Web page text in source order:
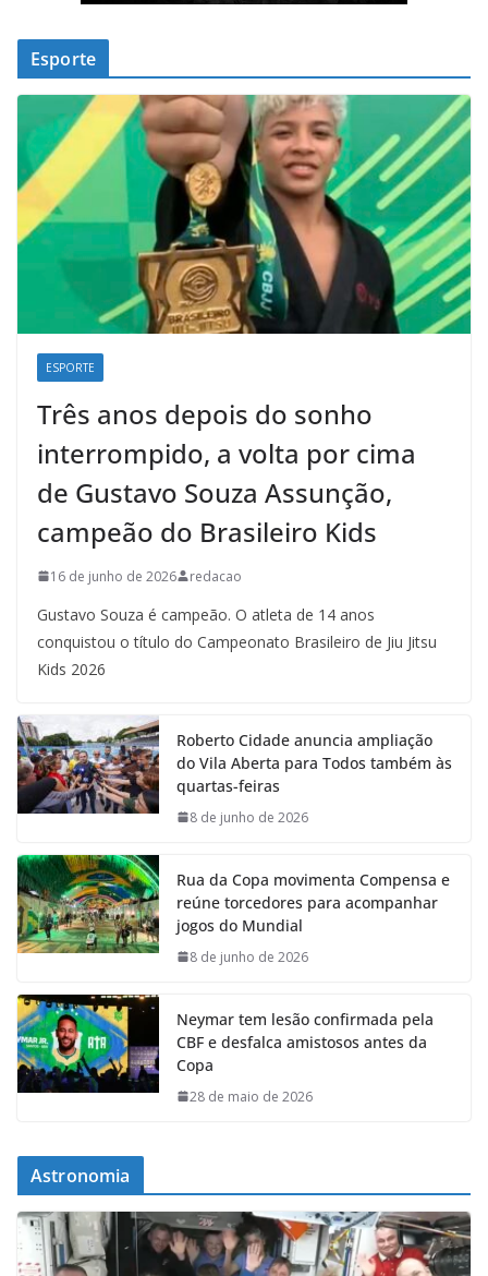
Esporte
ESPORTE
Três anos depois do sonho
interrompido, a volta por cima
de Gustavo Souza Assunção,
campeão do Brasileiro Kids
16 de junho de 2026 redacao
Gustavo Souza é campeão. O atleta de 14 anos
conquistou o título do Campeonato Brasileiro de Jiu Jitsu
Kids 2026
Roberto Cidade anuncia ampliação
do Vila Aberta para Todos também às
quartas-feiras
8 de junho de 2026
Rua da Copa movimenta Compensa e
reúne torcedores para acompanhar
jogos do Mundial
8 de junho de 2026
Neymar tem lesão confirmada pela
CBF e desfalca amistosos antes da
Copa
28 de maio de 2026
Astronomia